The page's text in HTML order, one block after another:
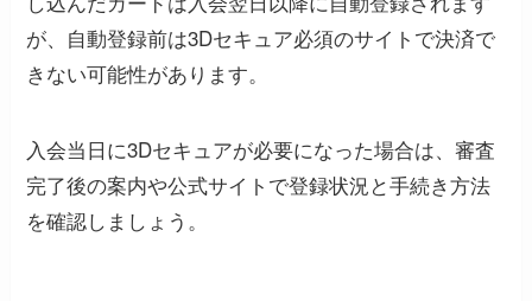
が、自動登録前は3Dセキュア必須のサイトで決済で
きない可能性があります。
入会当日に3Dセキュアが必要になった場合は、審査
完了後の案内や公式サイトで登録状況と手続き方法
を確認しましょう。